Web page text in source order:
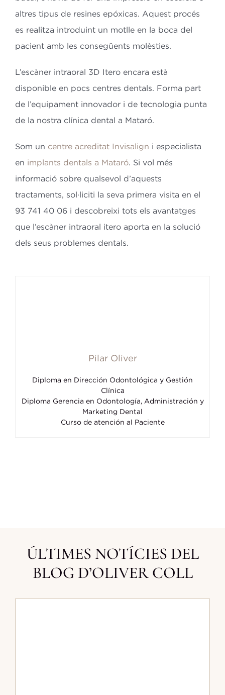
altres tipus de resines epóxicas. Aquest procés
es realitza introduint un motlle en la boca del
pacient amb les consegüents molèsties.
L’escàner intraoral 3D Itero encara està
disponible en pocs centres dentals. Forma part
de l’equipament innovador i de tecnologia punta
de la nostra clínica dental a Mataró.
Som un centre acreditat Invisalign i especialista
en implants dentals a Mataró. Si vol més
informació sobre qualsevol d’aquests
tractaments, sol·liciti la seva primera visita en el
93 741 40 06 i descobreixi tots els avantatges
que l’escàner intraoral itero aporta en la solució
dels seus problemes dentals.
Pilar Oliver
Diploma en Dirección Odontológica y Gestión
Clínica
Diploma Gerencia en Odontología, Administración y
Marketing Dental
Curso de atención al Paciente
ÚLTIMES NOTÍCIES DEL
BLOG D’OLIVER COLL